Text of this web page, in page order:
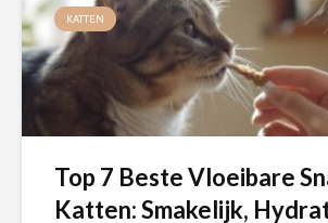
KATTEN
Top 7 Beste Vloeibare
Katten: Smakelijk,